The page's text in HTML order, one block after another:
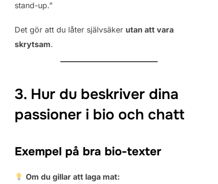
stand-up.”
Det gör att du låter självsäker utan att vara
skrytsam.
3. Hur du beskriver dina
passioner i bio och chatt
Exempel på bra bio-texter
Om du gillar att laga mat: